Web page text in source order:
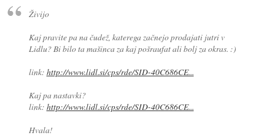
Živijo
Kaj pravite pa na čudež, katerega začnejo prodajati jutri v
Lidlu? Bi bilo ta mašinca za kaj pošraufat ali bolj za okras. :)
link: http://www.lidl.si/cps/rde/SID-40C686CE...
Kaj pa nastavki?
link: http://www.lidl.si/cps/rde/SID-40C686CE...
Hvala!